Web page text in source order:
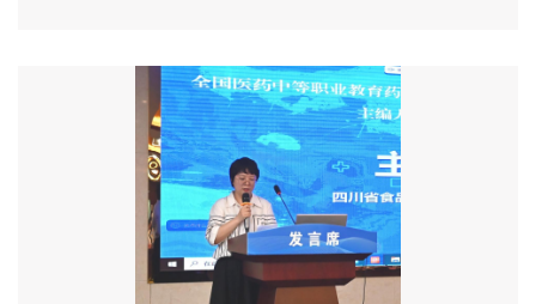
英语》《医药英语》等课程的教学工作，工作中不断
提高专业水平，曾获四川省食品药品学校青年教师比
赛二等奖和多媒体课件制作大赛...